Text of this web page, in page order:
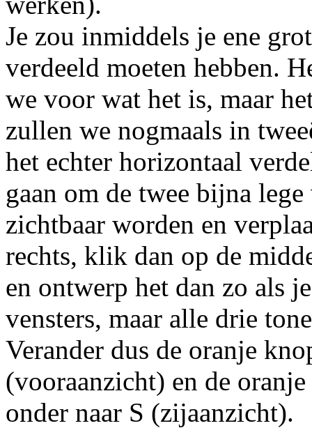
Je zou inmiddels je ene
verdeeld moeten hebben.
we voor wat het is, maar
zullen we nogmaals in
het echter horizontaal
gaan om de twee bijna
zichtbaar worden en
rechts, klik dan op de
en ontwerp het dan zo als
vensters, maar alle drie
Verander dus de oranje
(vooraanzicht) en de
onder naar S (zijaanzicht).